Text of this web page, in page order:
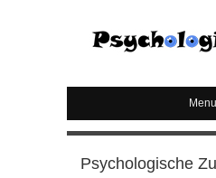
Menu
Psychologische